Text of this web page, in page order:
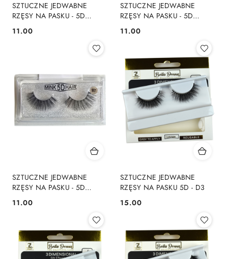
SZTUCZNE JEDWABNE
RZĘSY NA PASKU - 5D
NORKI - 916
Cena:
11.00
SZTUCZNE JEDWABNE
RZĘSY NA PASKU - 5D
NORKI - 910
Cena:
11.00
SZTUCZNE JEDWABNE
RZĘSY NA PASKU - 5D
Cena:
11.00
SZTUCZNE JEDWABNE
RZĘSY NA PASKU 5D - D3
Cena:
15.00